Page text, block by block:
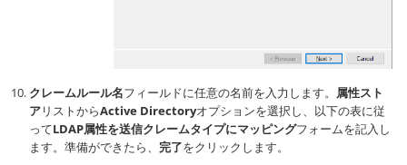
クレームルール名フィールドに任意の名前を入力します。 属性スト
アリストからActive Directoryオプションを選択し、以下の表に従
ってLDAP属性を送信クレームタイプにマッピングフォームを記入し
ます。準備ができたら、 完了をクリックします。